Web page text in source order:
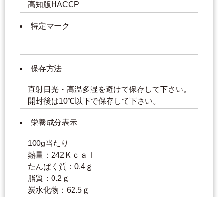
高知版HACCP
特定マーク
保存方法
直射日光・高温多湿を避けて保存して下さい。
開封後は10℃以下で保存して下さい。
栄養成分表示
100g当たり
熱量：242Ｋｃａｌ
たんぱく質：0.4ｇ
脂質：0.2ｇ
炭水化物：62.5ｇ